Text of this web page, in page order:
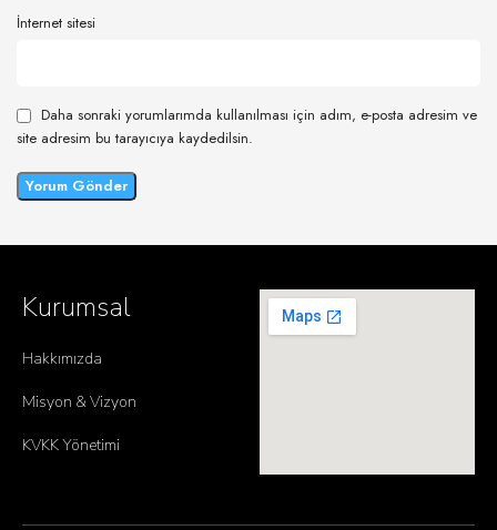
İnternet sitesi
Daha sonraki yorumlarımda kullanılması için adım, e-posta adresim ve
site adresim bu tarayıcıya kaydedilsin.
Kurumsal
Hakkımızda
Misyon & Vizyon
KVKK Yönetimi